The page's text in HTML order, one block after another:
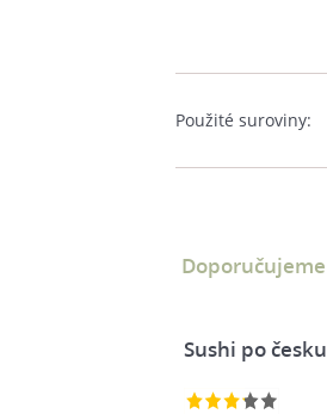
Použité suroviny:
Doporučujeme
Sushi po česku